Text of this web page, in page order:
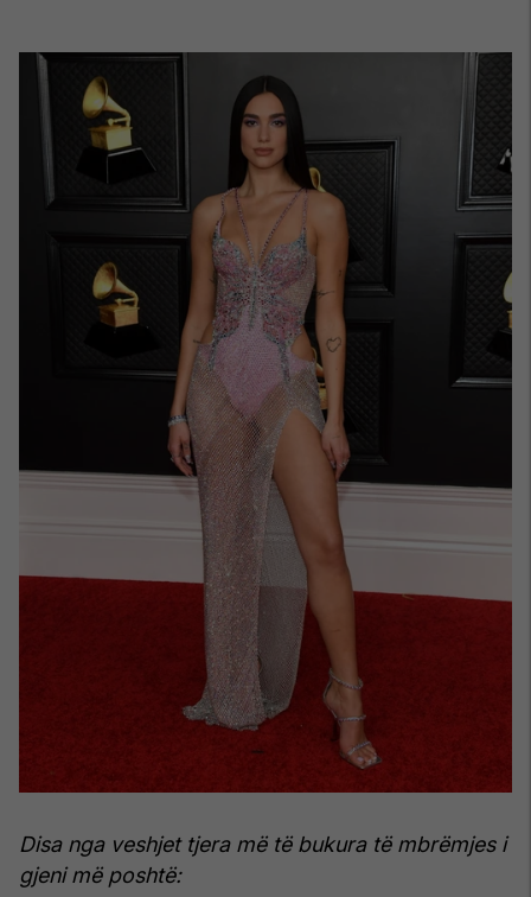
Disa nga veshjet tjera më të bukura të mbrëmjes i
gjeni më poshtë: